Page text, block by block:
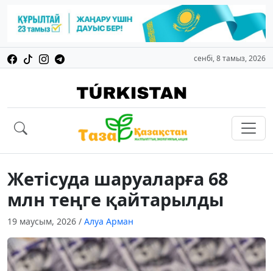
сенбі, 8 тамыз, 2026
Жетісуда шаруаларға 68
млн теңге қайтарылды
19 маусым, 2026 / Алуа Арман